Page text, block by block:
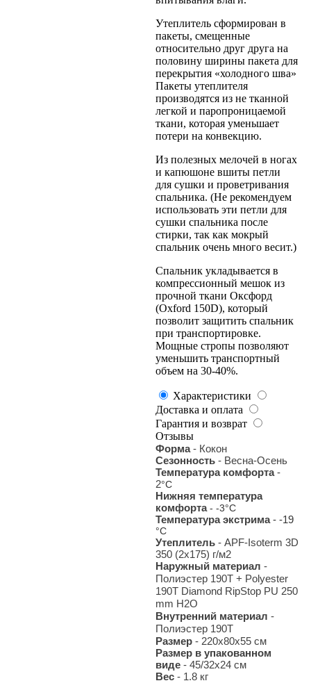
Утеплитель сформирован в
пакеты, смещенные
относительно друг друга на
половину ширины пакета для
перекрытия «холодного шва»
Пакеты утеплителя
производятся из не тканной
легкой и паропроницаемой
ткани, которая уменьшает
потери на конвекцию.
Из полезных мелочей в ногах
и капюшоне вшиты петли
для сушки и проветривания
спальника. (Не рекомендуем
использовать эти петли для
сушки спальника после
стирки, так как мокрый
спальник очень много весит.)
Спальник укладывается в
компрессионный мешок из
прочной ткани Оксфорд
(Oxford 150D), который
позволит защитить спальник
при транспортировке.
Мощные стропы позволяют
уменьшить транспортный
объем на 30-40%.
Характеристики
Доставка и оплата
Гарантия и возврат
Отзывы
Форма- Кокон
Сезонность - Весна-Осень
Температура комфорта-
2°С
Нижняя температура
комфорта- -3°С
Температура экстрима- -19
°С
Утеплитель - APF-Isoterm 3D
350 (2x175) г/м2
Наружный материал -
Полиэстер 190T + Polyester
190T Diamond RipStop PU 250
mm H2O
Внутренний материал -
Полиэстер 190T
Размер - 220х80х55 см
Размер в упакованном
виде - 45/32x24 см
Вес - 1.8 кг